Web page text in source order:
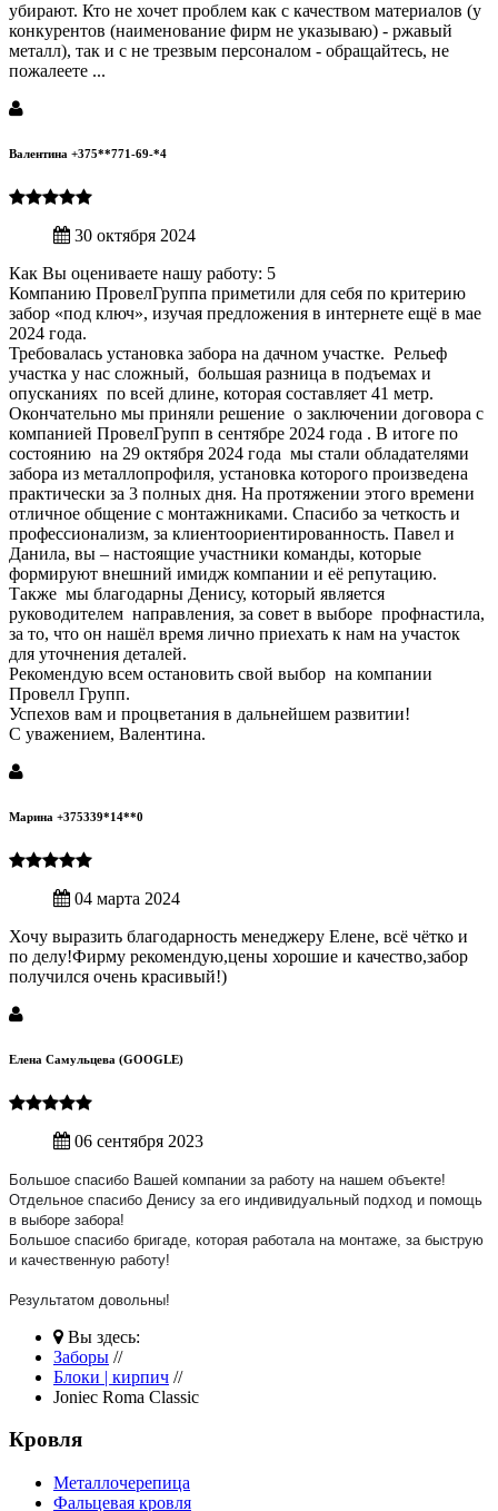
убирают. Кто не хочет проблем как с качеством материалов (у
конкурентов (наименование фирм не указываю) - ржавый
металл), так и с не трезвым персоналом - обращайтесь, не
пожалеете ...
Валентина +375**771-69-*4
30 октября 2024
Как Вы оцениваете нашу работу: 5
Компанию ПровелГруппа приметили для себя по критерию
забор «под ключ», изучая предложения в интернете ещё в мае
2024 года.
Требовалась установка забора на дачном участке. Рельеф
участка у нас сложный, большая разница в подъемах и
опусканиях по всей длине, которая составляет 41 метр.
Окончательно мы приняли решение о заключении договора с
компанией ПровелГрупп в сентябре 2024 года . В итоге по
состоянию на 29 октября 2024 года мы стали обладателями
забора из металлопрофиля, установка которого произведена
практически за 3 полных дня. На протяжении этого времени
отличное общение с монтажниками. Спасибо за четкость и
профессионализм, за клиентоориентированность. Павел и
Данила, вы – настоящие участники команды, которые
формируют внешний имидж компании и её репутацию.
Также мы благодарны Денису, который является
руководителем направления, за совет в выборе профнастила,
за то, что он нашёл время лично приехать к нам на участок
для уточнения деталей.
Рекомендую всем остановить свой выбор на компании
Провелл Групп.
Успехов вам и процветания в дальнейшем развитии!
С уважением, Валентина.
Марина +375339*14**0
04 марта 2024
Хочу выразить благодарность менеджеру Елене, всё чётко и
по делу!Фирму рекомендую,цены хорошие и качество,забор
получился очень красивый!)
Елена Самульцева (GOOGLE)
06 сентября 2023
Большое спасибо Вашей компании за работу на нашем объекте!
Отдельное спасибо Денису за его индивидуальный подход и помощь
в выборе забора!
Большое спасибо бригаде, которая работала на монтаже, за быструю
и качественную работу!
Результатом довольны!
Вы здесь:
Заборы //
Блоки | кирпич //
Joniec Roma Classic
Кровля
Металлочерепица
Фальцевая кровля